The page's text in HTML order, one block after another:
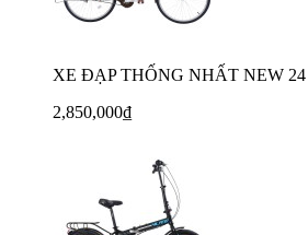
XE ĐẠP THỐNG NHẤT NEW 24
2,850,000₫